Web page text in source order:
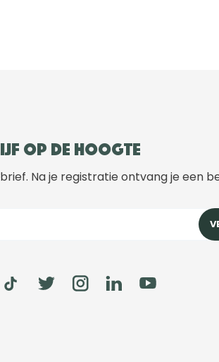
op de hoogte
Na je registratie ontvang je een